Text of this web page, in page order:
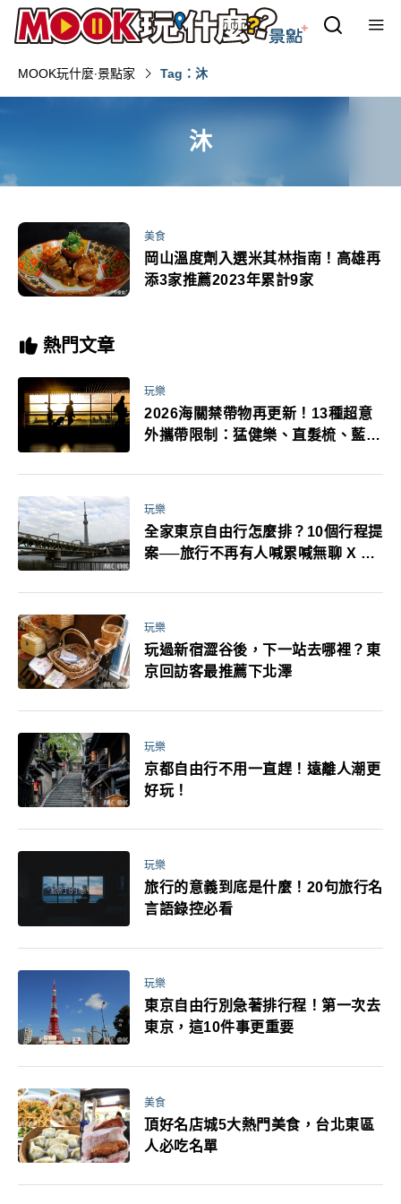
MOOK玩什麼‧景點家 Tag：沐
沐
美食
岡山溫度劑入選米其林指南！高雄再
添3家推薦2023年累計9家
熱門文章
玩樂
2026海關禁帶物再更新！13種超意
外攜帶限制：猛健樂、直髮梳、藍牙
萬！注意事項一次看！
玩樂
全家東京自由行怎麼排？10個行程提
案──旅行不再有人喊累喊無聊 X 爸
玩樂
玩過新宿澀谷後，下一站去哪裡？東
京回訪客最推薦下北澤
玩樂
京都自由行不用一直趕！遠離人潮更
好玩！
玩樂
旅行的意義到底是什麼！20句旅行名
言語錄控必看
玩樂
東京自由行別急著排行程！第一次去
東京，這10件事更重要
美食
頂好名店城5大熱門美食，台北東區
人必吃名單